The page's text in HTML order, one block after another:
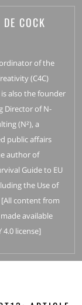
COCK
of the
(C4C)
also the founder
Director of N-
(N²), a
public affairs
author of
Guide to EU
the Use of
[All content from
available
4.0 license]